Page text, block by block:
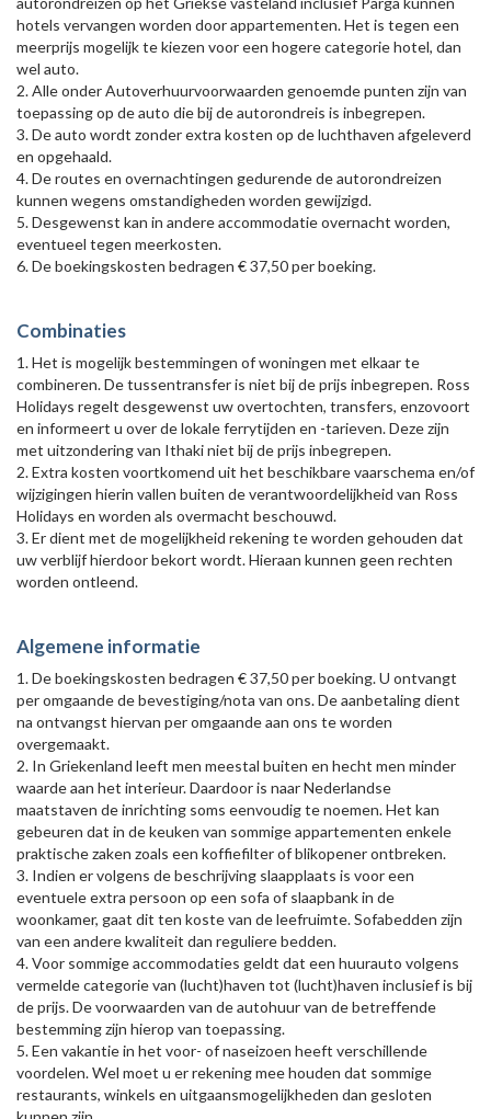
hotels vervangen worden door appartementen. Het is tegen een
meerprijs mogelijk te kiezen voor een hogere categorie hotel, dan
wel auto.
2. Alle onder Autoverhuurvoorwaarden genoemde punten zijn van
toepassing op de auto die bij de autorondreis is inbegrepen.
3. De auto wordt zonder extra kosten op de luchthaven afgeleverd
en opgehaald.
4. De routes en overnachtingen gedurende de autorondreizen
kunnen wegens omstandigheden worden gewijzigd.
5. Desgewenst kan in andere accommodatie overnacht worden,
eventueel tegen meerkosten.
6. De boekingskosten bedragen € 37,50 per boeking.
Combinaties
1. Het is mogelijk bestemmingen of woningen met elkaar te
combineren. De tussentransfer is niet bij de prijs inbegrepen. Ross
Holidays regelt desgewenst uw overtochten, transfers, enzovoort
en informeert u over de lokale ferrytijden en -tarieven. Deze zijn
met uitzondering van Ithaki niet bij de prijs inbegrepen.
2. Extra kosten voortkomend uit het beschikbare vaarschema en/of
wijzigingen hierin vallen buiten de verantwoordelijkheid van Ross
Holidays en worden als overmacht beschouwd.
3. Er dient met de mogelijkheid rekening te worden gehouden dat
uw verblijf hierdoor bekort wordt. Hieraan kunnen geen rechten
worden ontleend.
Algemene informatie
1. De boekingskosten bedragen € 37,50 per boeking. U ontvangt
per omgaande de bevestiging/nota van ons. De aanbetaling dient
na ontvangst hiervan per omgaande aan ons te worden
overgemaakt.
2. In Griekenland leeft men meestal buiten en hecht men minder
waarde aan het interieur. Daardoor is naar Nederlandse
maatstaven de inrichting soms eenvoudig te noemen. Het kan
gebeuren dat in de keuken van sommige appartementen enkele
praktische zaken zoals een koffiefilter of blikopener ontbreken.
3. Indien er volgens de beschrijving slaapplaats is voor een
eventuele extra persoon op een sofa of slaapbank in de
woonkamer, gaat dit ten koste van de leefruimte. Sofabedden zijn
van een andere kwaliteit dan reguliere bedden.
4. Voor sommige accommodaties geldt dat een huurauto volgens
vermelde categorie van (lucht)haven tot (lucht)haven inclusief is bij
de prijs. De voorwaarden van de autohuur van de betreffende
bestemming zijn hierop van toepassing.
5. Een vakantie in het voor- of naseizoen heeft verschillende
voordelen. Wel moet u er rekening mee houden dat sommige
restaurants, winkels en uitgaansmogelijkheden dan gesloten